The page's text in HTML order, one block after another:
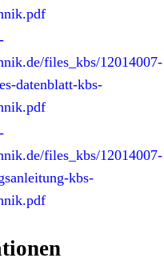
files_kbs/12014007-
datenblatt-kbs-
files_kbs/12014007-
kbs-